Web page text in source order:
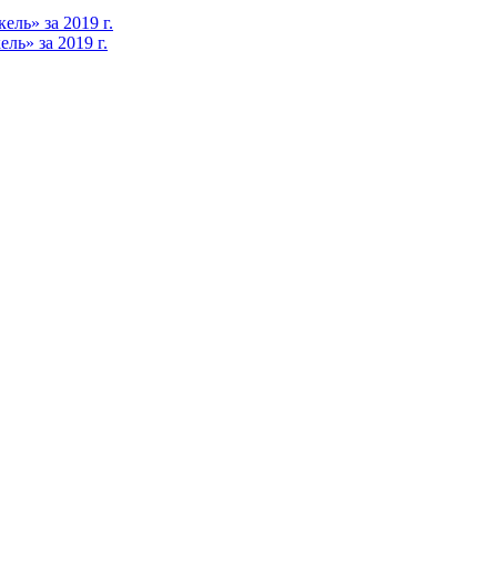
за 2019 г.
за 2019 г.